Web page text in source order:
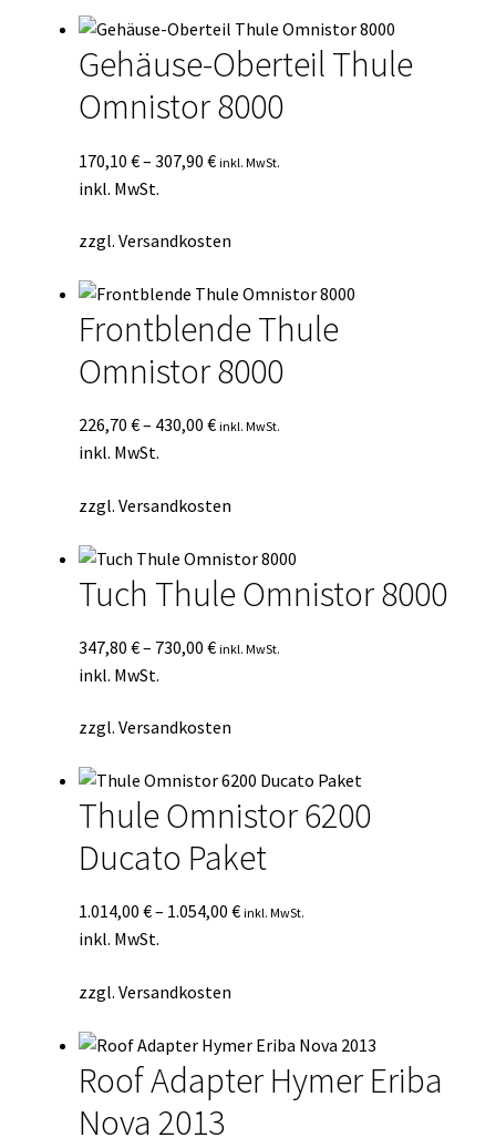
Gehäuse-Oberteil Thule
Omnistor 8000
170,10 €– 307,90 € inkl. MwSt.
inkl. MwSt.
zzgl. Versandkosten
Frontblende Thule
Omnistor 8000
226,70 €– 430,00 € inkl. MwSt.
inkl. MwSt.
zzgl. Versandkosten
Tuch Thule Omnistor 8000
347,80 €– 730,00 € inkl. MwSt.
inkl. MwSt.
zzgl. Versandkosten
Thule Omnistor 6200
Ducato Paket
1.014,00 €– 1.054,00 € inkl. MwSt.
inkl. MwSt.
zzgl. Versandkosten
Roof Adapter Hymer Eriba
Nova 2013